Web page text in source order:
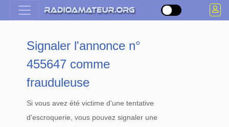
Signaler l'annonce n°
455647 comme
frauduleuse
Si vous avez été victime d'une tentative
d'escroquerie, vous pouvez signaler une